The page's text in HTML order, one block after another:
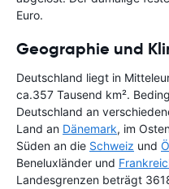
Euro.
Geographie und
Deutschland liegt in
ca.357 Tausend km².
Deutschland an
Land an Dänemark, im
Süden an die Schweiz und
Beneluxländer und
Landesgrenzen beträgt